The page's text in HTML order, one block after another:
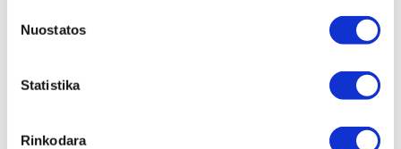
Nuostatos
Statistika
Rinkodara